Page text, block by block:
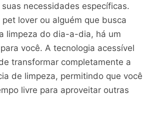
necessidades específicas.
pet lover ou alguém que busca
limpeza do dia-a-dia, há um
você. A tecnologia acessível
transformar completamente a
de limpeza, permitindo que você
livre para aproveitar outras